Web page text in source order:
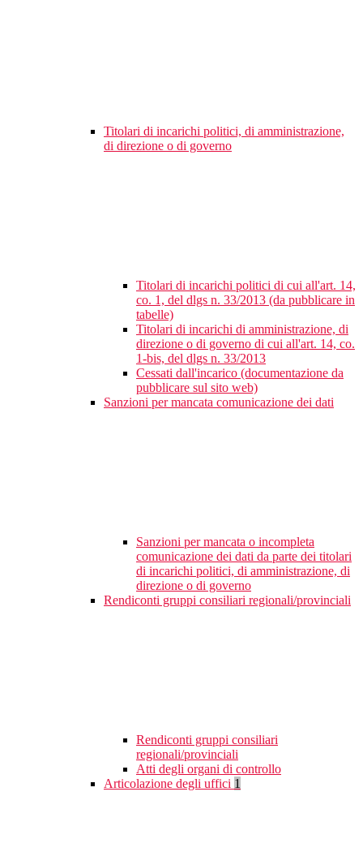
Titolari di incarichi politici, di amministrazione,
di direzione o di governo
Titolari di incarichi politici di cui all'art. 14,
co. 1, del dlgs n. 33/2013 (da pubblicare in
tabelle)
Titolari di incarichi di amministrazione, di
direzione o di governo di cui all'art. 14, co.
1-bis, del dlgs n. 33/2013
Cessati dall'incarico (documentazione da
pubblicare sul sito web)
Sanzioni per mancata comunicazione dei dati
Sanzioni per mancata o incompleta
comunicazione dei dati da parte dei titolari
di incarichi politici, di amministrazione, di
direzione o di governo
Rendiconti gruppi consiliari regionali/provinciali
Rendiconti gruppi consiliari
regionali/provinciali
Atti degli organi di controllo
Articolazione degli uffici 1